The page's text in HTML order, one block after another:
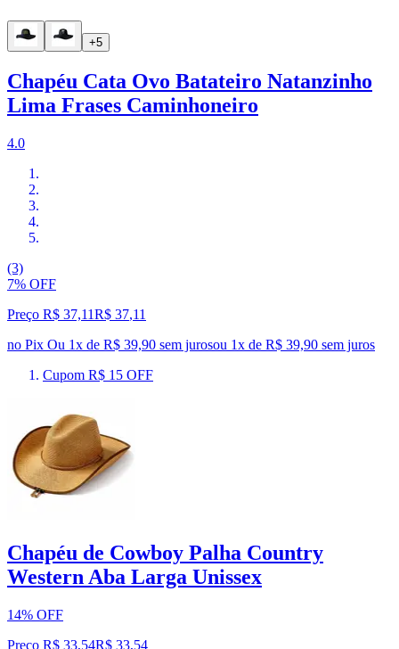
+5
Chapéu Cata Ovo Batateiro Natanzinho
Lima Frases Caminhoneiro
4.0
(3)
7% OFF
Preço R$ 37,11R$ 37,11
no Pix Ou 1x de R$ 39,90 sem jurosou 1x de R$ 39,90 sem juros
Cupom R$ 15 OFF
Chapéu de Cowboy Palha Country
Western Aba Larga Unissex
14% OFF
Preço R$ 33,54R$ 33,54